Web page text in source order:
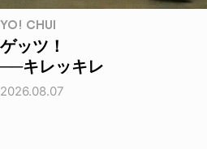
YO! CHUI
ゲッツ！
──キレッキレ
2026.08.07